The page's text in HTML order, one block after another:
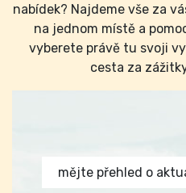
nabídek? Najdeme vše za
na jednom místě a
vyberete právě tu svoji
cesta za
mějte přehled o